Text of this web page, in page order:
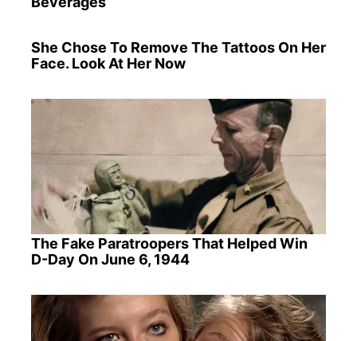
She Chose To Remove The Tattoos On Her
Face. Look At Her Now
The Fake Paratroopers That Helped Win
D-Day On June 6, 1944